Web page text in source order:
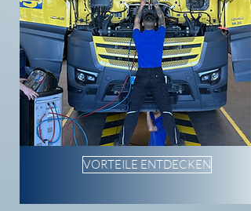
VORTEILE ENTDECKEN